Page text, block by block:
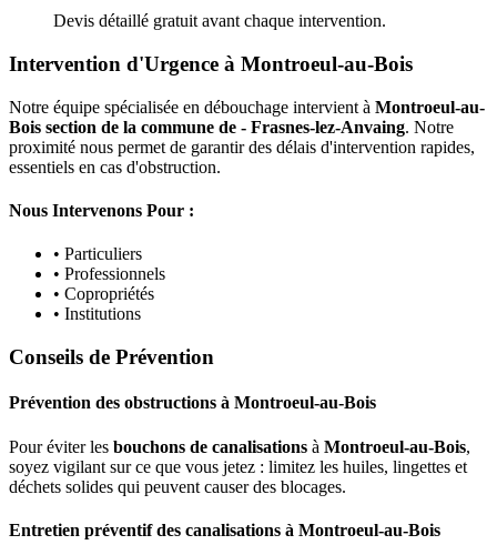
Devis détaillé gratuit avant chaque intervention.
Intervention d'Urgence à Montroeul-au-Bois
Notre équipe spécialisée en débouchage intervient à Montroeul-au-
Bois section de la commune de - Frasnes-lez-Anvaing. Notre
proximité nous permet de garantir des délais d'intervention rapides,
essentiels en cas d'obstruction.
Nous Intervenons Pour :
• Particuliers
• Professionnels
• Copropriétés
• Institutions
Conseils de Prévention
Prévention des obstructions à Montroeul-au-Bois
Pour éviter les bouchons de canalisations à Montroeul-au-Bois,
soyez vigilant sur ce que vous jetez : limitez les huiles, lingettes et
déchets solides qui peuvent causer des blocages.
Entretien préventif des canalisations à Montroeul-au-Bois